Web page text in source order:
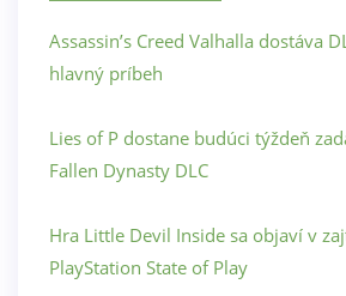
Assassin’s Creed Valhalla dostáva
hlavný príbeh
Lies of P dostane budúci týždeň
Fallen Dynasty DLC
Hra Little Devil Inside sa objaví v
PlayStation State of Play